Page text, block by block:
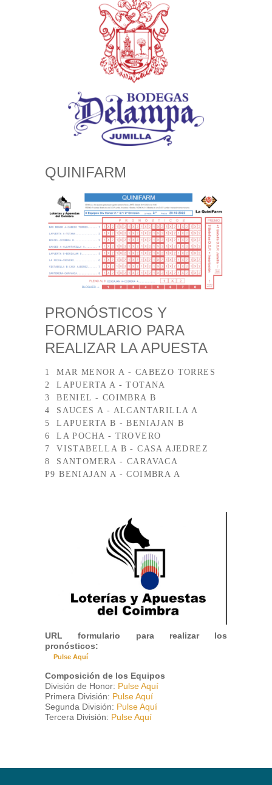
QUINIFARM
PRONÓSTICOS Y
FORMULARIO PARA
REALIZAR LA APUESTA
1  MAR MENOR A - CABEZO TORRES
2  LAPUERTA A - TOTANA
3  BENIEL - COIMBRA B
4  SAUCES A - ALCANTARILLA A
5  LAPUERTA B - BENIAJAN B
6  LA POCHA - TROVERO
7  VISTABELLA B - CASA AJEDREZ
8  SANTOMERA - CARAVACA
P9 BENIAJAN A - COIMBRA A
URL formulario para realizar los
pronósticos:
Pulse Aquí
Composición de los Equipos
División de Honor: Pulse Aquí
Primera División: Pulse Aquí
Segunda División: Pulse Aquí
Tercera División: Pulse Aquí